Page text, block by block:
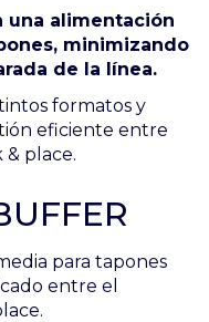
una alimentación
minimizando
de la línea.
formatos y
eficiente entre
& place.
para tapones
entre el